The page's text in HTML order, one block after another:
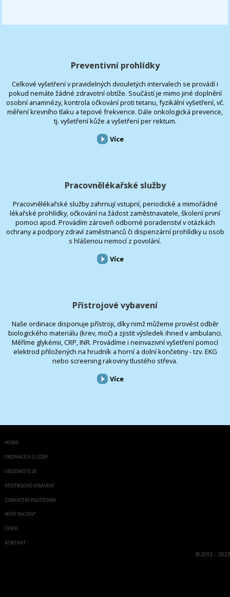
Preventivní prohlídky
Celkové vyšetření v pravidelných dvouletých intervalech se provádí i
pokud nemáte žádné zdravotní obtíže. Součástí je mimo jiné doplnění
osobní anamnézy, kontrola očkování proti tetanu, fyzikální vyšetření, vč.
měření krevního tlaku a tepové frekvence. Dále onkologická prevence,
tj. vyšetření kůže a vyšetření per rektum.
Více
Pracovnělékařské služby
Pracovnělékařské služby zahrnují vstupní, periodické a mimořádné
lékařské prohlídky, očkování na žádost zaměstnavatele, školení první
pomoci apod. Provádím zároveň odborné poradenství v otázkách
ochrany a podpory zdraví zaměstnanců či dispenzární prohlídky u osob
s hlášenou nemocí z povolání.
Více
Přístrojové vybavení
Naše ordinace disponuje přístroji, díky nimž můžeme provést odběr
biologického materiálu (krev, moč) a zjistit výsledek ihned v ambulanci.
Měříme glykémii, CRP, INR. Provádíme i neinvazivní vyšetření pomocí
elektrod přiložených na hrudník a horní a dolní končetiny - tzv. EKG
nebo screening rakoviny tlustého střeva.
Více
HOME
ORDINACE A SLUŽBY
OBJEDNEJTE SE
PŘÍSTROJOVÉ VYBAVENÍ
ZDRAVOTNÍ POJIŠŤOVNY
NOVÝ PACIENT
CENÍK
KONTAKT
©2015 - 2023